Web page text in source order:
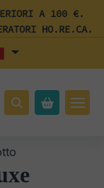
A 100 €.
HO.RE.CA.